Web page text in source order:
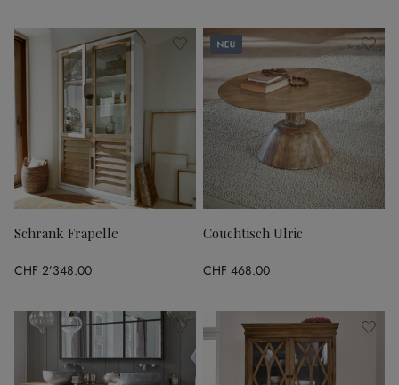
Schrank Frapelle
CHF 2’348.00
Neu
Couchtisch Ulric
CHF 468.00